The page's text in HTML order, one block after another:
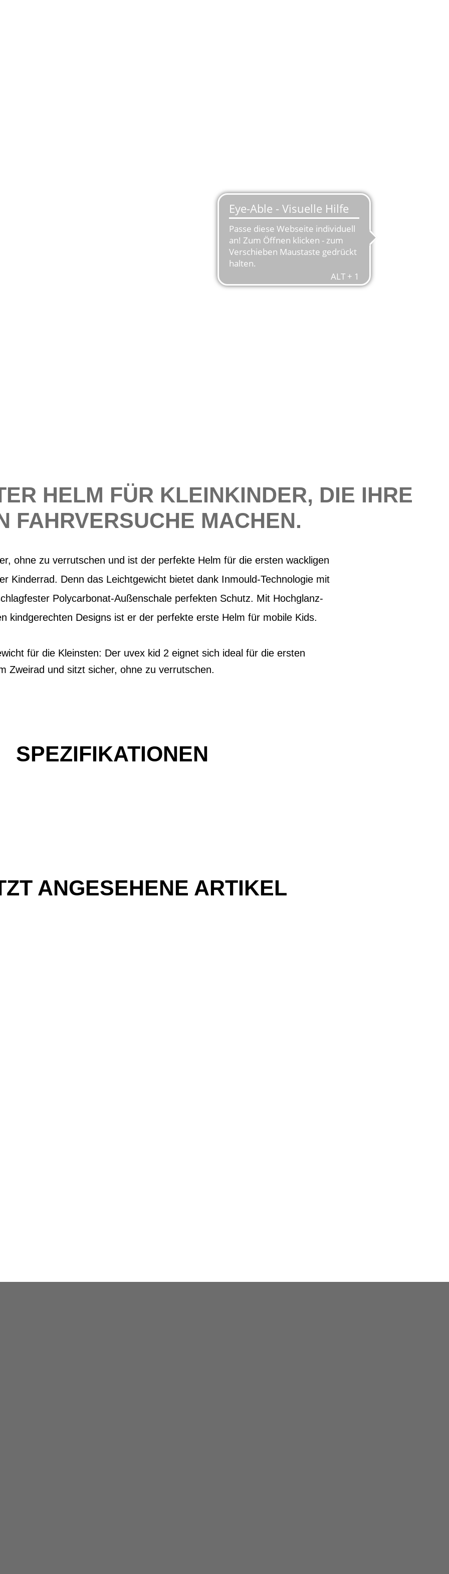
HELM FÜR KLEINKINDER, DIE IHRE
FAHRVERSUCHE MACHEN.
ohne zu verrutschen und ist der perfekte Helm für die ersten wackligen
Kinderrad. Denn das Leichtgewicht bietet dank Inmould-Technologie mit
Polycarbonat-Außenschale perfekten Schutz. Mit Hochglanz-
kindgerechten Designs ist er der perfekte erste Helm für mobile Kids.
für die Kleinsten: Der uvex kid 2 eignet sich ideal für die ersten
Zweirad und sitzt sicher, ohne zu verrutschen.
SPEZIFIKATIONEN
ANGESEHENE ARTIKEL